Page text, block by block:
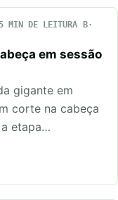
5 MIN DE LEITURA
em sessão
gigante em
corte na cabeça
etapa…